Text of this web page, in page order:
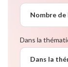
Nombre
Dans la
Dans la